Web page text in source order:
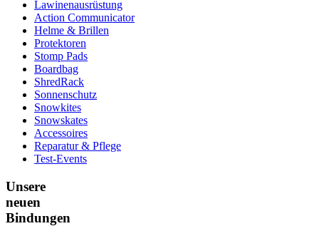
Lawinenausrüstung
Action Communicator
Helme & Brillen
Protektoren
Stomp Pads
Boardbag
ShredRack
Sonnenschutz
Snowkites
Snowskates
Accessoires
Reparatur & Pflege
Test-Events
Unsere
neuen
Bindungen